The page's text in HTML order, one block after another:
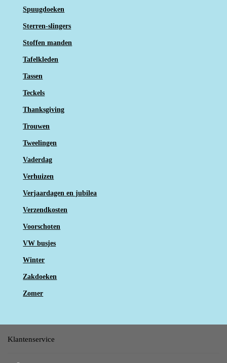
Spuugdoeken
Sterren-slingers
Stoffen manden
Tafelkleden
Tassen
Teckels
Thanksgiving
Trouwen
Tweelingen
Vaderdag
Verhuizen
Verjaardagen en jubilea
Verzendkosten
Voorschoten
VW busjes
Winter
Zakdoeken
Zomer
Klantenservice